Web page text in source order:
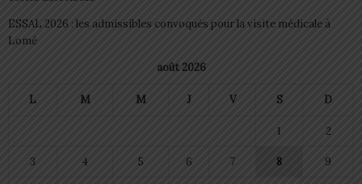
ESSAL 2026 : les admissibles convoqués pour la visite médicale à
Lomé
août 2026
L M M J V S D
1 2
3 4 5 6 7 8 9